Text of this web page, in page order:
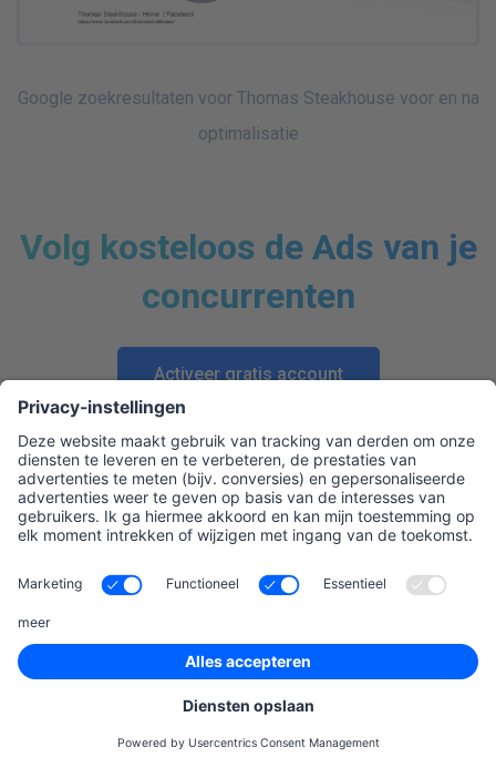
Google zoekresultaten voor Thomas Steakhouse voor en na
optimalisatie
Volg kosteloos de Ads van je
concurrenten
Activeer gratis account
Wat is het verschil tussen
SEO en SEM?
van deze kanalen besloten wordt. De plaatsing van de